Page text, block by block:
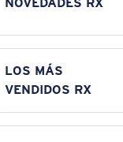
LOS MÁS
VENDIDOS RX